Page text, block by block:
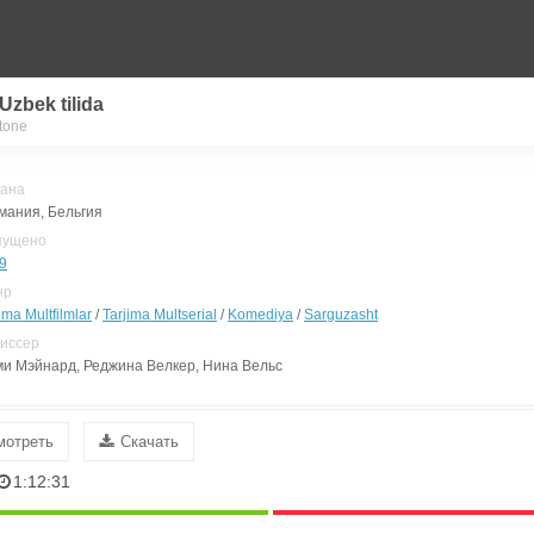
tilida
Бельгия
Multfilmlar /Tarjima Multserial / Komediya /Sarguzasht
Мэйнард, Реджина Велкер, Нина Вельс
Скачать
1:12:31